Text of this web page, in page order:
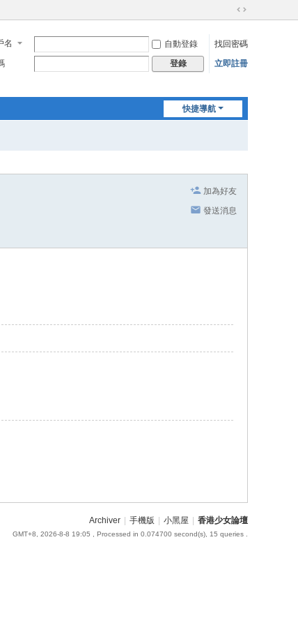
切
到
寬
名 自動登錄
找回密碼
登錄 立即註冊
快捷導航
加為好友
發送消息
Archiver 手機版 小黑屋 香港少女論壇
GMT+8, 2026-8-8 19:05 , Processed in 0.074700 second(s), 15 queries .